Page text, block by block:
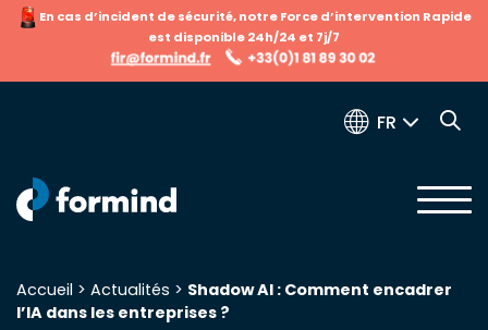
En cas d’incident de sécurité, notre Force d’intervention Rapide
est disponible 24h/24 et 7j/7
FR
Recherche pour :
Accueil > Actualités > Shadow AI : Comment encadrer
l’IA dans les entreprises ?